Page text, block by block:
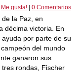
Me gusta! 0 Comentarios
la Paz, en
décima victoria. En
por parte de su
del mundo
ganaron sus
tres rondas, Fischer